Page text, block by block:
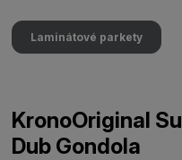
Laminátové parkety
KronoOriginal
Dub Gondola